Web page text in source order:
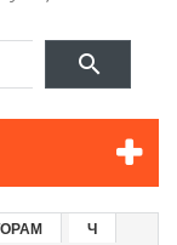
Ч